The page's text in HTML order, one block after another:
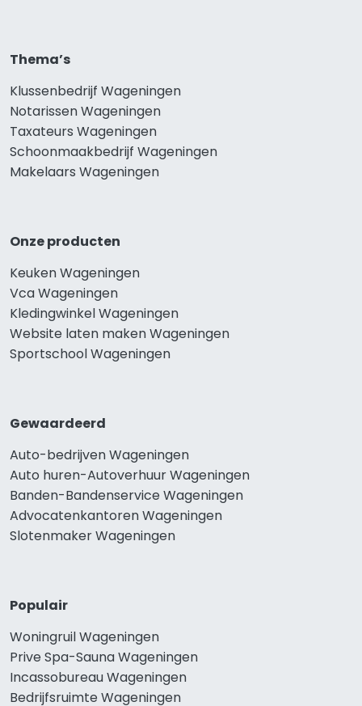
Thema’s
Klussenbedrijf Wageningen
Notarissen Wageningen
Taxateurs Wageningen
Schoonmaakbedrijf Wageningen
Makelaars Wageningen
Onze producten
Keuken Wageningen
Vca Wageningen
Kledingwinkel Wageningen
Website laten maken Wageningen
Sportschool Wageningen
Gewaardeerd
Auto-bedrijven Wageningen
Auto huren-Autoverhuur Wageningen
Banden-Bandenservice Wageningen
Advocatenkantoren Wageningen
Slotenmaker Wageningen
Populair
Woningruil Wageningen
Prive Spa-Sauna Wageningen
Incassobureau Wageningen
Bedrijfsruimte Wageningen